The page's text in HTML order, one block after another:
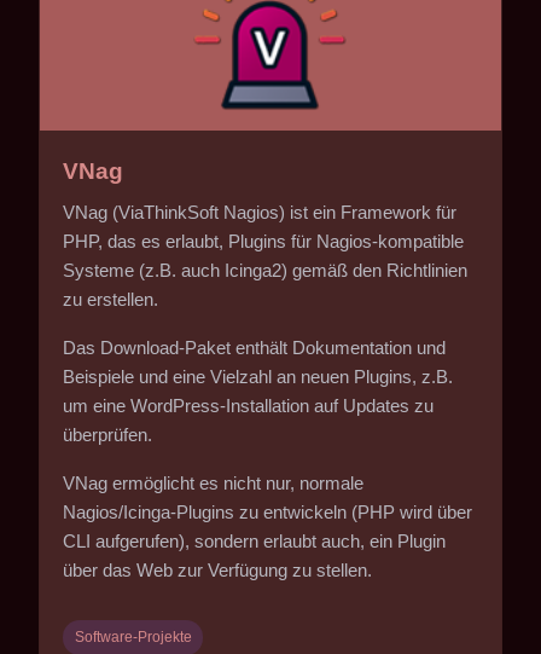
VNag
VNag (ViaThinkSoft Nagios) ist ein Framework für
PHP, das es erlaubt, Plugins für Nagios-kompatible
Systeme (z.B. auch Icinga2) gemäß den Richtlinien
zu erstellen.
Das Download-Paket enthält Dokumentation und
Beispiele und eine Vielzahl an neuen Plugins, z.B.
um eine WordPress-Installation auf Updates zu
überprüfen.
VNag ermöglicht es nicht nur, normale
Nagios/Icinga-Plugins zu entwickeln (PHP wird über
CLI aufgerufen), sondern erlaubt auch, ein Plugin
über das Web zur Verfügung zu stellen.
Software-Projekte